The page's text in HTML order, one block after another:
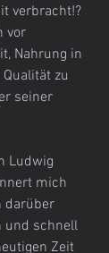
verbracht!?
vor
Nahrung in
zu
seiner
Ludwig
mich
darüber
und schnell
Zeit